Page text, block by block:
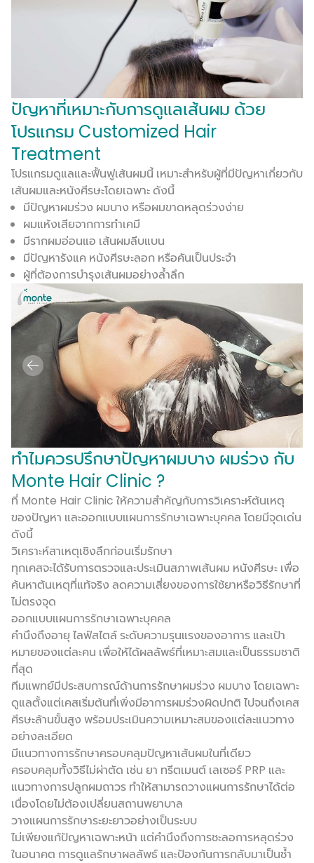
ปัญหาที่เหมาะกับการดูแลเส้นผม ด้วย
โปรแกรม Customized Hair
Treatment
โปรแกรมดูแลและฟื้นฟูเส้นผมนี้ เหมาะสำหรับผู้ที่มีปัญหาเกี่ยวกับ
เส้นผมและหนังศีรษะโดยเฉพาะ ดังนี้
มีปัญหาผมร่วง ผมบาง หรือผมขาดหลุดร่วงง่าย
ผมแห้งเสียจากการทำเคมี
มีรากผมอ่อนแอ เส้นผมลีบแบน
มีปัญหารังแค หนังศีรษะลอก หรือคันเป็นประจำ
ผู้ที่ต้องการบำรุงเส้นผมอย่างล้ำลึก
ทำไมควรปรึกษาปัญหาผมบาง ผมร่วง กับ
Monte Hair Clinic ?
ที่ Monte Hair Clinic ให้ความสำคัญกับการวิเคราะห์ต้นเหตุ
ของปัญหา และออกแบบแผนการรักษาเฉพาะบุคคล โดยมีจุดเด่น
ดังนี้
วิเคราะห์สาเหตุเชิงลึกก่อนเริ่มรักษา
ทุกเคสจะได้รับการตรวจและประเมินสภาพเส้นผม หนังศีรษะ เพื่อ
ค้นหาต้นเหตุที่แท้จริง ลดความเสี่ยงของการใช้ยาหรือวิธีรักษาที่
ไม่ตรงจุด
ออกแบบแผนการรักษาเฉพาะบุคคล
คำนึงถึงอายุ ไลฟ์สไตล์ ระดับความรุนแรงของอาการ และเป้า
หมายของแต่ละคน เพื่อให้ได้ผลลัพธ์ที่เหมาะสมและเป็นธรรมชาติ
ที่สุด
ทีมแพทย์มีประสบการณ์ด้านการรักษาผมร่วง ผมบาง โดยเฉพาะ
ดูแลตั้งแต่เคสเริ่มต้นที่เพิ่งมีอาการผมร่วงผิดปกติ ไปจนถึงเคส
ศีรษะล้านขั้นสูง พร้อมประเมินความเหมาะสมของแต่ละแนวทาง
อย่างละเอียด
มีแนวทางการรักษาครอบคลุมปัญหาเส้นผมในที่เดียว
ครอบคลุมทั้งวิธีไม่ผ่าตัด เช่น ยา ทรีตเมนต์ เลเซอร์ PRP และ
แนวทางการปลูกผมถาวร ทำให้สามารถวางแผนการรักษาได้ต่อ
เนื่องโดยไม่ต้องเปลี่ยนสถานพยาบาล
วางแผนการรักษาระยะยาวอย่างเป็นระบบ
ไม่เพียงแก้ปัญหาเฉพาะหน้า แต่คำนึงถึงการชะลอการหลุดร่วง
ในอนาคต การดูแลรักษาผลลัพธ์ และป้องกันการกลับมาเป็นซ้ำ